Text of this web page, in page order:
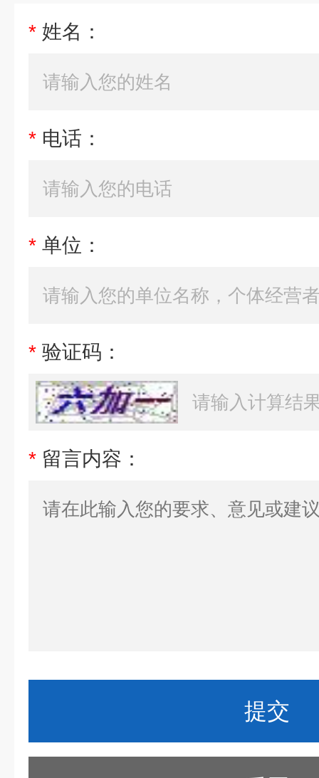
* 姓名：
* 电话：
* 单位：
* 验证码：
* 留言内容：